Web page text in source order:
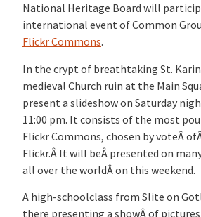
National Heritage Board will
international event of Common
Flickr Commons.
In the crypt of breathtaking St.
medieval Church ruin at the Main
present a slideshow on Saturday
11:00 pm. It consists of the most
Flickr Commons, chosen by voteÂ
Flickr.Â It will beÂ presented on
all over the worldÂ on this weekend.
A high-schoolclass from Slite on
there presenting a showÂ of